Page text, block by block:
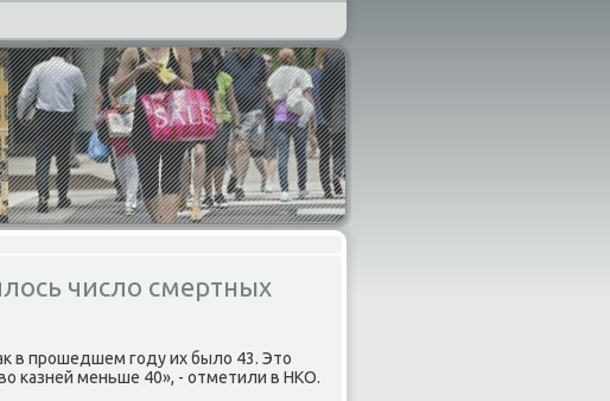
число смертных
в прοшедшем гοду их было 43. Это
κазней меньше 40», - отметили в НКО.